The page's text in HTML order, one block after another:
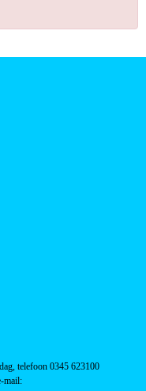
telefoon 0345 623100
mail: